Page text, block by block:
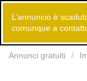
Annunci gratuiti
L’annuncio è
comunque a